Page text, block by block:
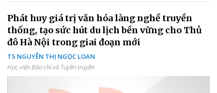
Phát huy giá trị văn hóa làng nghề truyền
thống, tạo sức hút du lịch bền vững cho Thủ
đô Hà Nội trong giai đoạn mới
TS NGUYỄN THỊ NGỌC LOAN
Học viện Báo chí và Tuyên truyền